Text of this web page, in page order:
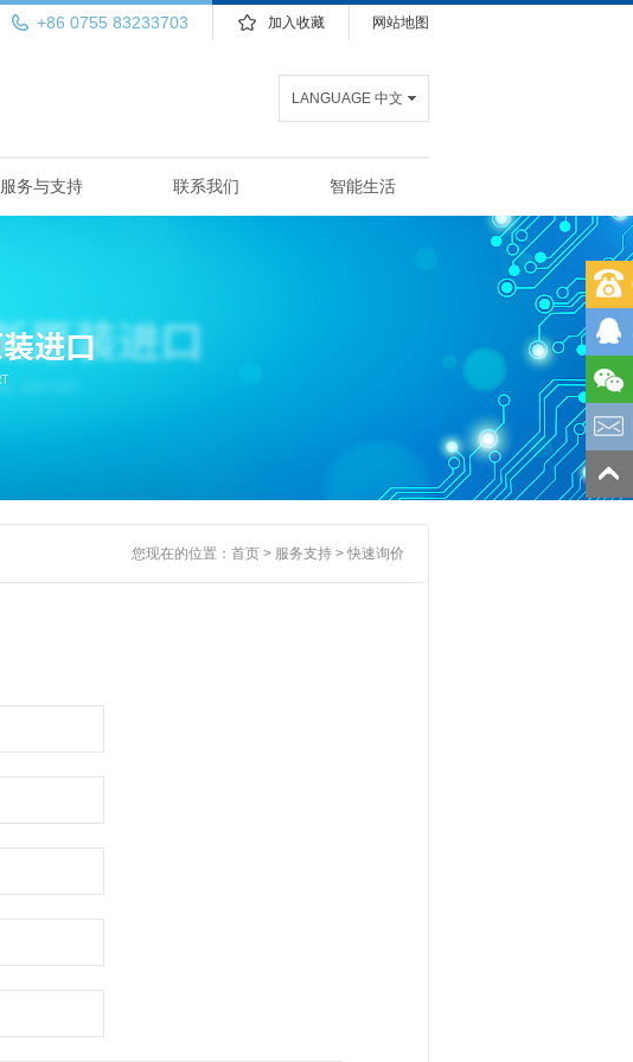
网站地图
加入收藏
+86 0755 83233703
LANGUAGE 中文
服务与支持 联系我们 智能生活
您现在的位置： 首页 > 服务支持 > 快速询价